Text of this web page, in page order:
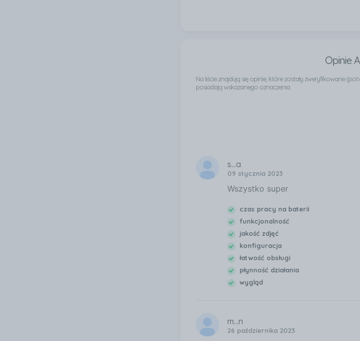
Opinie
Na liście znajdują się opinie, które zostały zweryfikowane
posiadają wskazanego oznaczenia.
s...a
09 stycznia 2023
Wszystko super
czas pracy na baterii
funkcjonalność
jakość zdjęć
konfiguracja
łatwość obsługi
płynność działania
wygląd
m...n
26 października 2023